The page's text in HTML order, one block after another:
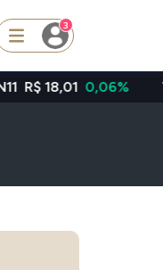
3
0,06% TAEE11 R$